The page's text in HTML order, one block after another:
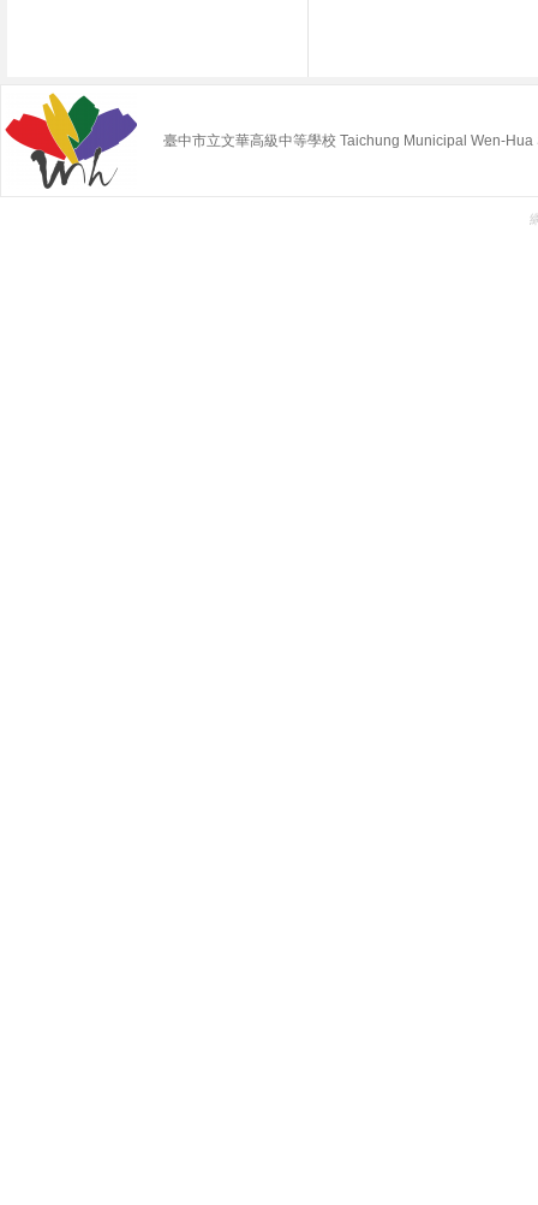
臺中市立文華高級中等學校 Taichung Municipal Wen-